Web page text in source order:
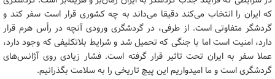
که ایران را انتخاب می‌کند دقیقا می‌داند به چه کشوری قرار است سفر کند و
گردشگر متفاوتی است. از طرفی، در گردشگری ورودی آنچه در رأس هرم قرار
دارد، امنیت است اما با جنگی که تحمیل شد و شرایط بلاتکلیفی که وجود دارد،
عملا سفر به ایران تحت تاثیر قرار گرفته است. فشار زیادی روی آژانس‌های
گردشگری است و ما امیدواریم این پیچ تاریخی را به سلامت بگذرانیم.